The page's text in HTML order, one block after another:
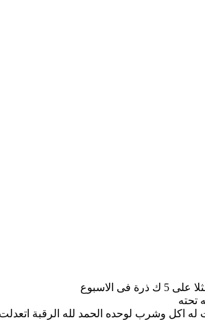
الاسبوع
تحته
اكل وشرب لوحده الحمد لله الرقبة